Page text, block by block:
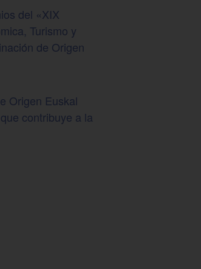
del «XIX
Turismo y
de Origen
Origen Euskal
contribuye a la